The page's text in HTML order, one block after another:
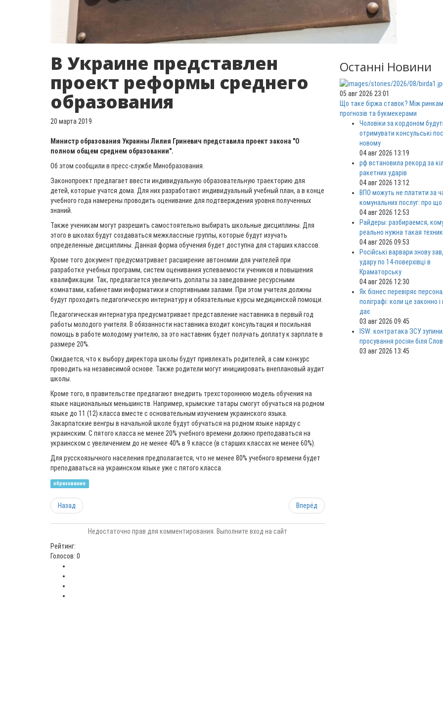
В Украине представлен
проект реформы среднего
образования
20 марта 2019
Министр образования Украины Лилия Гриневич представила проект закона "О
полном общем среднем образовании".
Об этом сообщили в пресс-службе Минобразования.
Законопроект предлагает ввести индивидуальную образовательную траекторию для
детей, которые учатся дома. Для них разработают индивидуальный учебный план, а в конце
учебного года намерены проводить оценивание для подтверждения уровня полученных
знаний.
Также ученикам могут разрешить самостоятельно выбирать школьные дисциплины. Для
этого в школах будут создаваться межклассные группы, которые будут изучать
определенные дисциплины. Данная форма обучения будет доступна для старших классов.
Кроме того документ предусматривает расширение автономии для учителей при
разработке учебных программ, систем оценивания успеваемости учеников и повышения
квалификации. Так, предлагается увеличить доплаты за заведование ресурсными
комнатами, кабинетами информатики и спортивными залами. При этом учителя должны
будут проходить педагогическую интернатуру и обязательные курсы медицинской помощи.
Педагогическая интернатура предусматривает представление наставника в первый год
работы молодого учителя. В обязанности наставника входит консультация и посильная
помощь в работе молодому учителю, за это наставник будет получать доплату к зарплате в
размере 20%.
Ожидается, что к выбору директора школы будут привлекать родителей, а сам конкурс
проводить на независимой основе. Также родители могут инициировать внеплановый аудит
школы.
Кроме того, в правительстве предлагают внедрить трехстороннюю модель обучения на
языке национальных меньшинств. Например, крымские татары смогут обучаться на родном
языке до 11 (12) класса вместе с основательным изучением украинского языка.
Закарпатские венгры в начальной школе будут обучаться на родном языке наряду с
украинским. С пятого класса не менее 20% учебного времени должно преподаваться на
украинском с увеличением до не менее 40% в 9 классе (в старших классах не менее 60%).
Для русскоязычного населения предполагается, что не менее 80% учебного времени будет
преподаваться на украинском языке уже с пятого класса.
образование
Назад Вперёд
Недостаточно прав для комментирования. Выполните вход на сайт
Рейтинг:
Голосов: 0
Останні Новини
05 авг 2026 23:01
Що таке біржа ставок? Між
прогнозів та букмекерами
Чоловіки за кордоном
отримувати консульські
новому
04 авг 2026 13:19
рф встановила рекорд за
ракетних ударів
04 авг 2026 13:12
ВПО можуть не платити за
комунальних послуг: про
04 авг 2026 12:53
Райдеры: разбираемся,
реально нужна такая
04 авг 2026 09:53
Російські варвари знову
удару по 14-поверхівці в
Краматорську
04 авг 2026 12:30
Як бізнес перевіряє
поліграфі: коли це законно
дає
03 авг 2026 09:45
ISW: контратака ЗСУ
просування росіян біля
03 авг 2026 13:45